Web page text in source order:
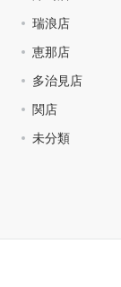
瑞浪店
恵那店
多治見店
関店
未分類